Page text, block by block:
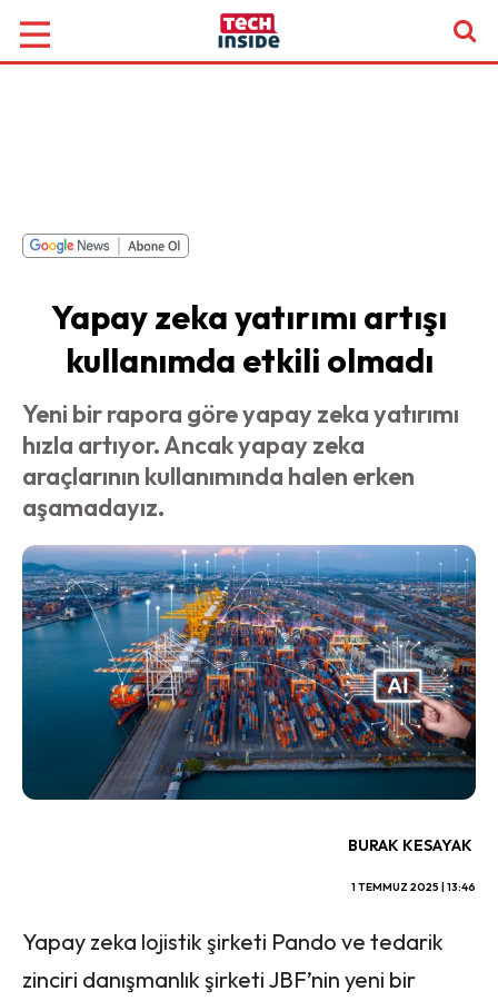
Yapay zeka yatırımı artışı
kullanımda etkili olmadı
Yeni bir rapora göre yapay zeka yatırımı
hızla artıyor. Ancak yapay zeka
araçlarının kullanımında halen erken
aşamadayız.
BURAK KESAYAK
1 TEMMUZ 2025 | 13:46
Yapay zeka lojistik şirketi Pando ve tedarik
zinciri danışmanlık şirketi JBF’nin yeni bir